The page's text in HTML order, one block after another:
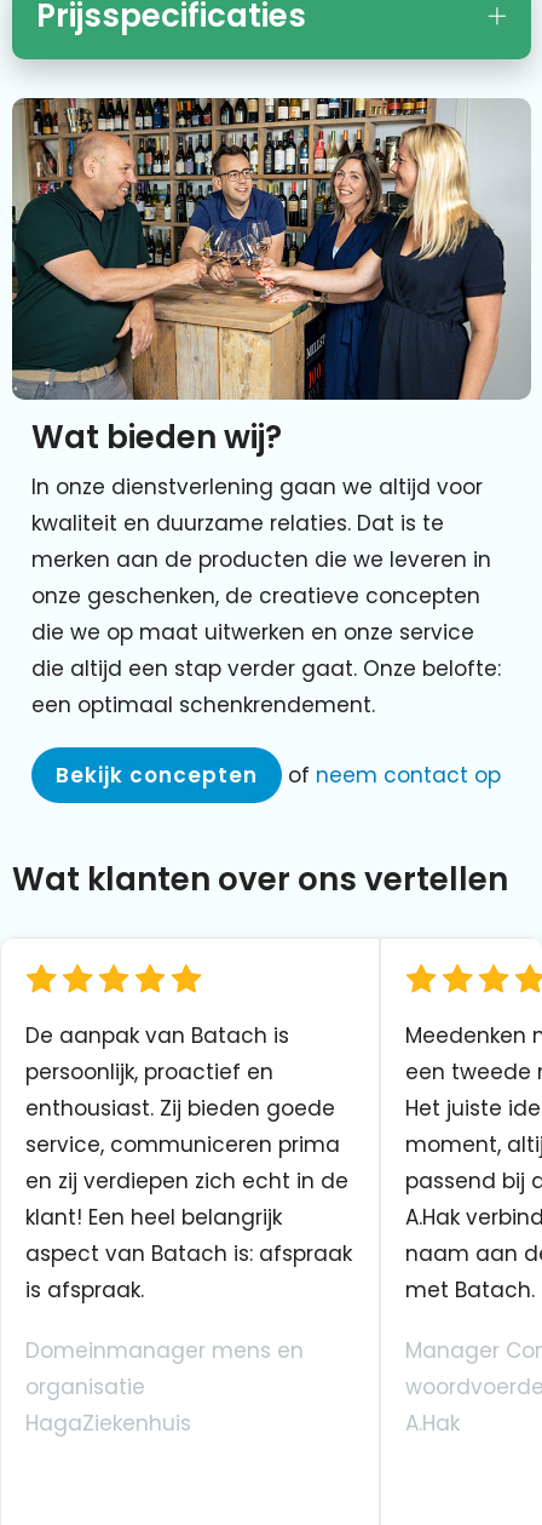
Prijsspecificaties
Wat bieden wij?
In onze dienstverlening gaan we altijd voor
kwaliteit en duurzame relaties. Dat is te
merken aan de producten die we leveren in
onze geschenken, de creatieve concepten
die we op maat uitwerken en onze service
die altijd een stap verder gaat. Onze belofte:
een optimaal schenkrendement.
Bekijk concepten of neem contact op
Wat klanten over ons vertellen
De aanpak van Batach is
persoonlijk, proactief en
enthousiast. Zij bieden goede
service, communiceren prima
en zij verdiepen zich echt in de
klant! Een heel belangrijk
aspect van Batach is: afspraak
is afspraak.
Domeinmanager mens en
organisatie
HagaZiekenhuis
Meedenken
een tweede
Het juiste
moment,
passend bij
A.Hak
naam aan
met Batach.
Manager
A.Hak